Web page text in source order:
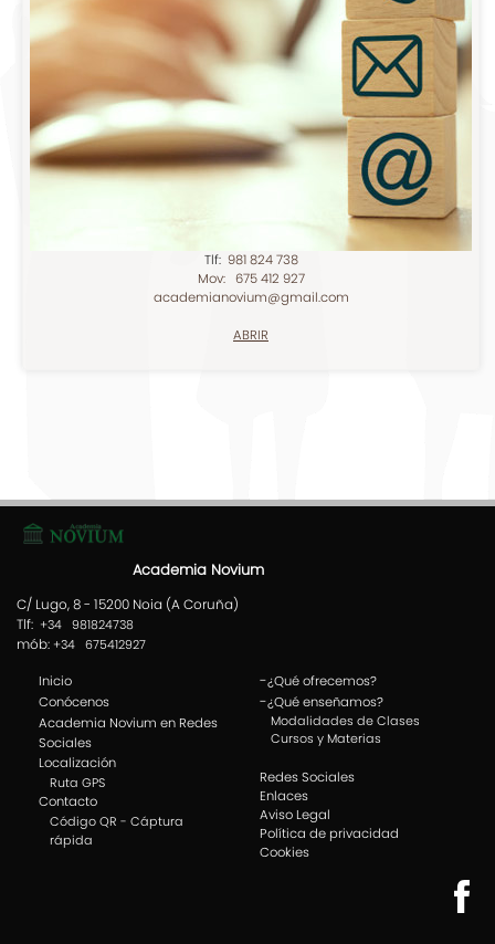
Tlf: 981 824 738
Mov: 675 412 927
academianovium@gmail.com
ABRIR
Academia Novium
C/ Lugo, 8 - 15200 Noia (A Coruña)
Tlf: +34 981824738
mób: +34 675412927
Inicio
Conócenos
Academia Novium en Redes
Sociales
Localización
Ruta GPS
Contacto
Código QR - Cáptura
rápida
-¿Qué ofrecemos?
-¿Qué enseñamos?
Modalidades de Clases
Cursos y Materias
Redes Sociales
Enlaces
Aviso Legal
Política de privacidad
Cookies